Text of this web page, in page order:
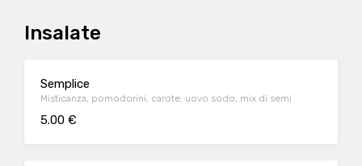
Insalate
Semplice
Misticanza, pomodorini, carote, uovo sodo, mix di semi
5.00 €